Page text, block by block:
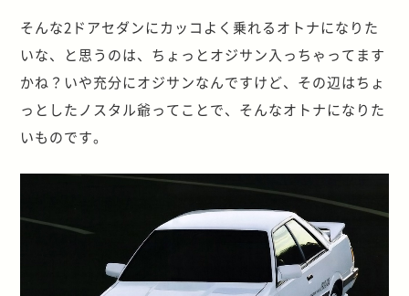
そんな2ドアセダンにカッコよく乗れるオトナになりた
いな、と思うのは、ちょっとオジサン入っちゃってます
かね？いや充分にオジサンなんですけど、その辺はちょ
っとしたノスタル爺ってことで、そんなオトナになりた
いものです。